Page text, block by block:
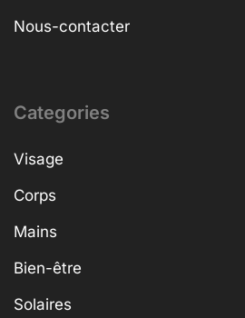
Nous-contacter
Categories
Visage
Corps
Mains
Bien-être
Solaires